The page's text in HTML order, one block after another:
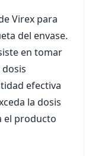
Virex para
del envase.
en tomar
efectiva
la dosis
el producto